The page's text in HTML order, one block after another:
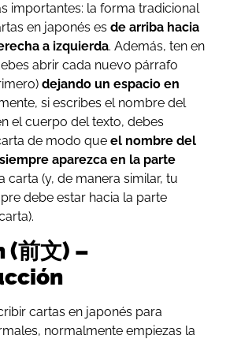
importantes: la forma tradicional
en japonés es de arriba hacia
a izquierda. Además, ten en
abrir cada nuevo párrafo
dejando un espacio en
si escribes el nombre del
el cuerpo del texto, debes
de modo que el nombre del
aparezca en la parte
carta (y, de manera similar, tu
debe estar hacia la parte
(前文) –
cartas en japonés para
normalmente empiezas la